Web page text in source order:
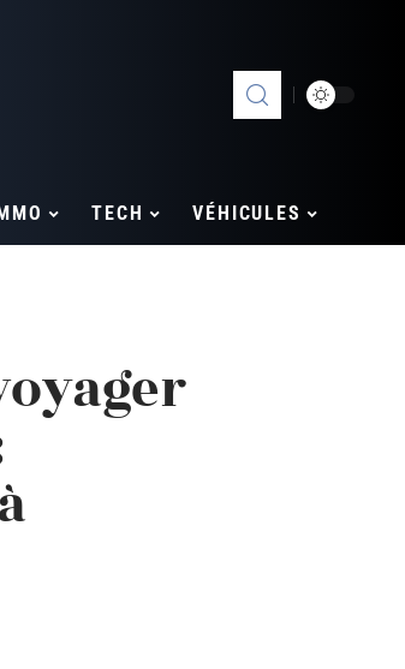
TECH VÉHICULES